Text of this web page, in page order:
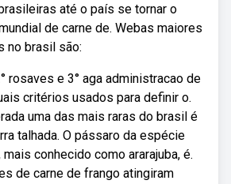
até o país se tornar o
de carne de. Webas maiores
no brasil são:
rosaves e 3° aga administracao de
critérios usados para definir o.
uma das mais raras do brasil é
talhada. O pássaro da espécie
mais conhecido como ararajuba, é.
de carne de frango atingiram